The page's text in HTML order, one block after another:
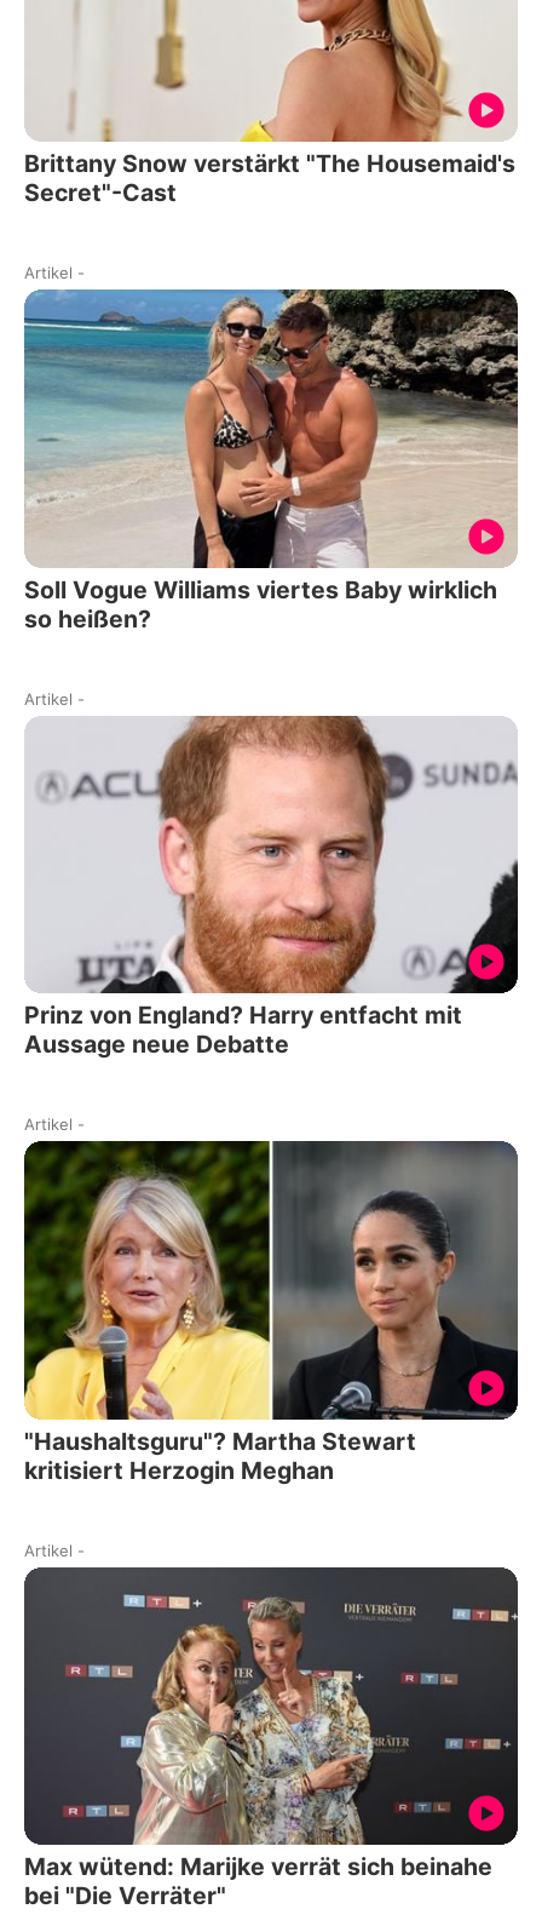
Brittany Snow verstärkt "The Housemaid's
Secret"-Cast
Artikel -
Soll Vogue Williams viertes Baby wirklich
so heißen?
Artikel -
Prinz von England? Harry entfacht mit
Aussage neue Debatte
Artikel -
"Haushaltsguru"? Martha Stewart
kritisiert Herzogin Meghan
Artikel -
Max wütend: Marijke verrät sich beinahe
bei "Die Verräter"